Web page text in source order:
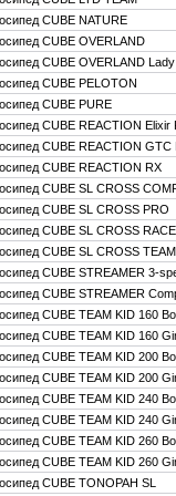
CUBE NATURE
CUBE OVERLAND
CUBE OVERLAND Lady
CUBE PELOTON
CUBE PURE
CUBE REACTION Elixir
CUBE REACTION GTC
CUBE REACTION RX
CUBE SL CROSS
CUBE SL CROSS PRO
CUBE SL CROSS RACE
CUBE SL CROSS TEAM
CUBE STREAMER 3-
CUBE STREAMER
CUBE TEAM KID 160
CUBE TEAM KID 160
CUBE TEAM KID 200
CUBE TEAM KID 200
CUBE TEAM KID 240
CUBE TEAM KID 240
CUBE TEAM KID 260
CUBE TEAM KID 260
CUBE TONOPAH SL